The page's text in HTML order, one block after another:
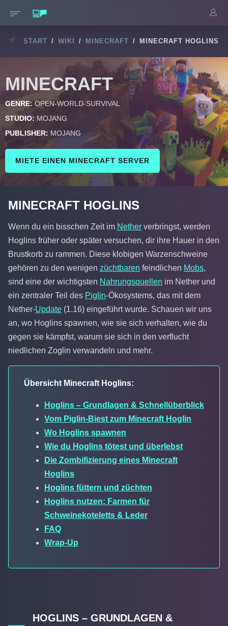
START / WIKI / MINECRAFT / MINECRAFT HOGLINS
MINECRAFT
GENRE: OPEN-WORLD-SURVIVAL
STUDIO: MOJANG
PUBLISHER: MOJANG
MIETE EINEN MINECRAFT SERVER
MINECRAFT HOGLINS
Wenn du ein bisschen Zeit im Nether verbringst, werden
Hoglins früher oder später versuchen, dir ihre Hauer in den
Brustkorb zu rammen. Diese klobigen Warzenschweine
gehören zu den wenigen züchtbaren feindlichen Mobs,
sind eine der wichtigsten Nahrungsquellen im Nether und
ein zentraler Teil des Piglin-Ökosystems, das mit dem
Nether-Update (1.16) eingeführt wurde. Schauen wir uns
an, wo Hoglins spawnen, wie sie sich verhalten, wie du
gegen sie kämpfst, warum sie sich in den verflucht
niedlichen Zoglin verwandeln und mehr.
Übersicht Minecraft Hoglins:
Hoglins – Grundlagen & Schnellüberblick
Vom Piglin-Biest zum Minecraft Hoglin
Wo Hoglins spawnen
Wie du Hoglins tötest und überlebst
Die Zombifizierung eines Minecraft
Hoglins
Hoglins füttern und züchten
Hoglins nutzen: Farmen für
Schweinekoteletts & Leder
FAQ
Wrap-Up
HOGLINS – GRUNDLAGEN &